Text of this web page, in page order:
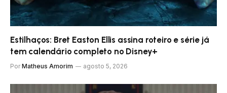
Estilhaços: Bret Easton Ellis assina roteiro e série já
tem calendário completo no Disney+
Por Matheus Amorim agosto 5, 2026